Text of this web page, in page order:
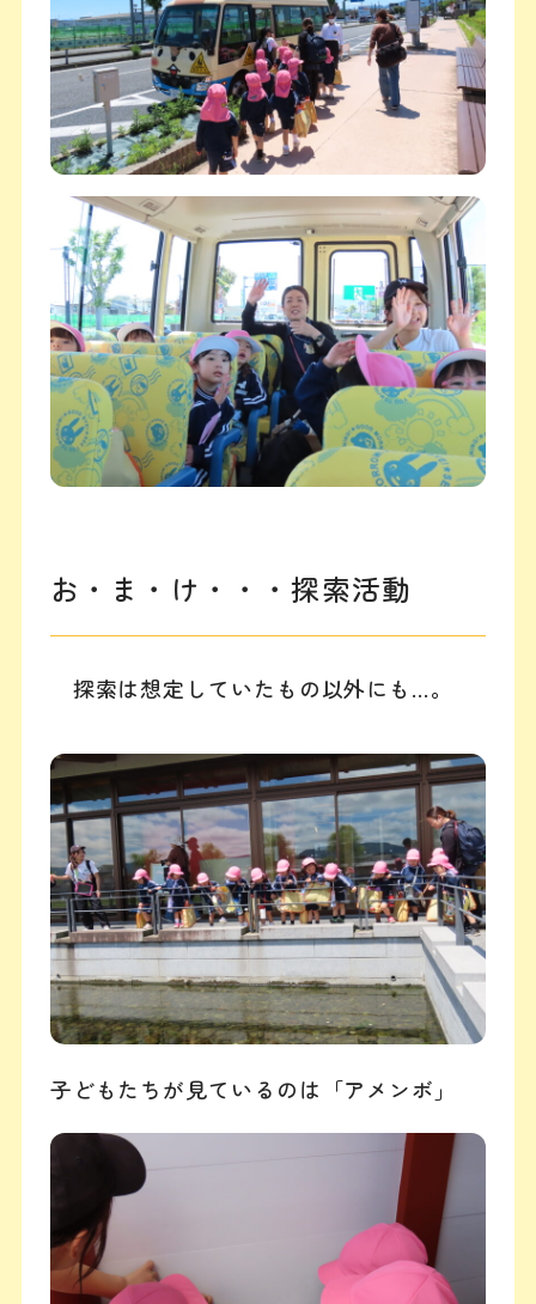
お・ま・け・・・探索活動
探索は想定していたもの以外にも…。
子どもたちが見ているのは「アメンボ」